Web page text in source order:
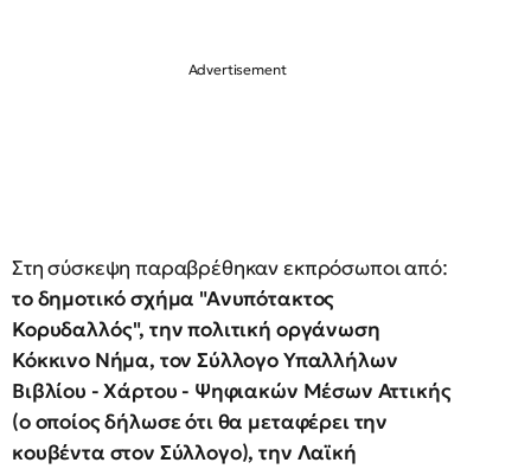
Στη σύσκεψη παραβρέθηκαν εκπρόσωποι από:
το δημοτικό σχήμα "Ανυπότακτος
Κορυδαλλός", την πολιτική οργάνωση
Κόκκινο Νήμα, τον Σύλλογο Υπαλλήλων
Βιβλίου - Χάρτου - Ψηφιακών Μέσων Αττικής
(ο οποίος δήλωσε ότι θα μεταφέρει την
κουβέντα στον Σύλλογο), την Λαϊκή